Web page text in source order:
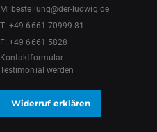
M: bestellung@der-ludwig.de
T:+49 6661 70999-81
F: +49 6661 5828
Kontaktformular
Testimonial werden
Widerruf erklären